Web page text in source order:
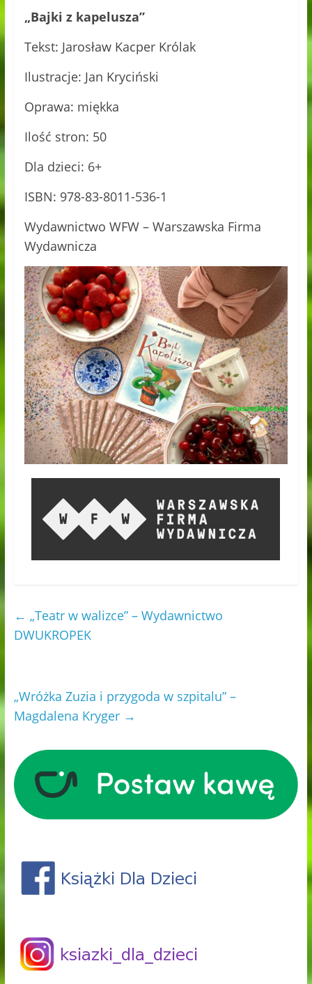
„Bajki z kapelusza”
Tekst: Jarosław Kacper Królak
Ilustracje: Jan Kryciński
Oprawa: miękka
Ilość stron: 50
Dla dzieci: 6+
ISBN: 978-83-8011-536-1
Wydawnictwo WFW – Warszawska Firma
Wydawnicza
← „Teatr w walizce” – Wydawnictwo
DWUKROPEK
„Wróżka Zuzia i przygoda w szpitalu” –
Magdalena Kryger →